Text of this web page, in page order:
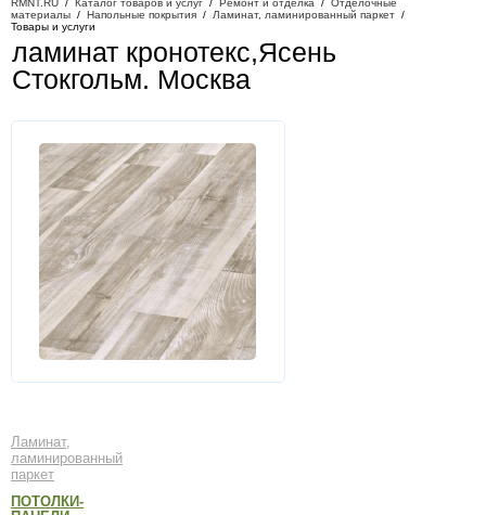
RMNT.RU / Каталог товаров и услуг / Ремонт и отделка / Отделочные
материалы / Напольные покрытия / Ламинат, ламинированный паркет /
Товары и услуги
ламинат кронотекс,Ясень
Стокгольм. Москва
Ламинат,
ламинированный
паркет
ПОТОЛКИ-